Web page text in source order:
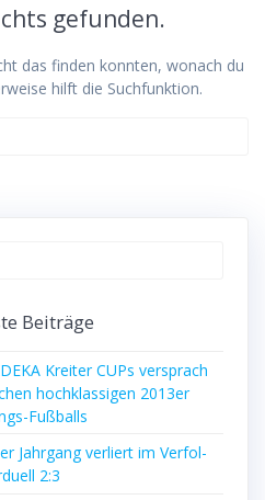
gefunden.
das finden konnten, wonach du
hilft die Suchfunktion.
Beiträge
Krei­ter CUPs ver­sprach
hoch­klas­si­gen 2013er
Fußballs
Jahr­gang ver­liert im Ver­fol­
2:3